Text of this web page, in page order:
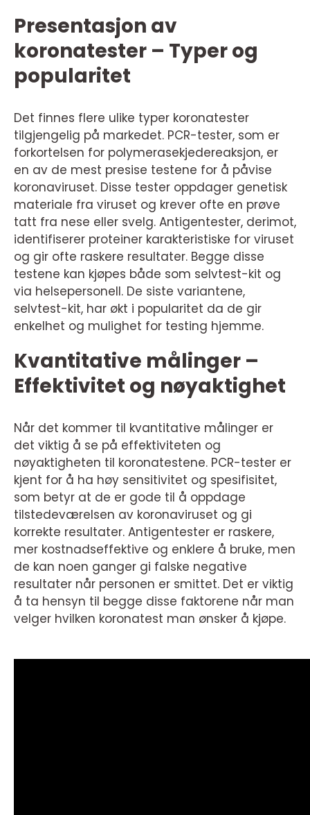
Presentasjon av
koronatester – Typer og
popularitet
Det finnes flere ulike typer koronatester
tilgjengelig på markedet. PCR-tester, som er
forkortelsen for polymerasekjedereaksjon, er
en av de mest presise testene for å påvise
koronaviruset. Disse tester oppdager genetisk
materiale fra viruset og krever ofte en prøve
tatt fra nese eller svelg. Antigentester, derimot,
identifiserer proteiner karakteristiske for viruset
og gir ofte raskere resultater. Begge disse
testene kan kjøpes både som selvtest-kit og
via helsepersonell. De siste variantene,
selvtest-kit, har økt i popularitet da de gir
enkelhet og mulighet for testing hjemme.
Kvantitative målinger –
Effektivitet og nøyaktighet
Når det kommer til kvantitative målinger er
det viktig å se på effektiviteten og
nøyaktigheten til koronatestene. PCR-tester er
kjent for å ha høy sensitivitet og spesifisitet,
som betyr at de er gode til å oppdage
tilstedeværelsen av koronaviruset og gi
korrekte resultater. Antigentester er raskere,
mer kostnadseffektive og enklere å bruke, men
de kan noen ganger gi falske negative
resultater når personen er smittet. Det er viktig
å ta hensyn til begge disse faktorene når man
velger hvilken koronatest man ønsker å kjøpe.